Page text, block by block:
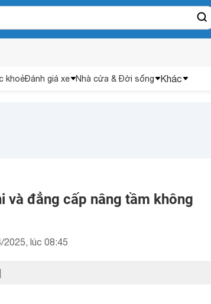
khoẻĐánh giá xe Nhà cửa & Đời sống Khác
và đẳng cấp nâng tầm không
2025, lúc 08:45